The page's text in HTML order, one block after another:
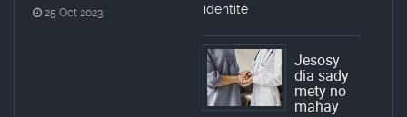
25 Oct 2023
identité
Jesosy
dia sady
mety no
mahay